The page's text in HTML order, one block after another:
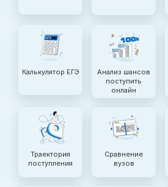
Калькулятор ЕГЭ
Анализ шансов
поступить
онлайн
Траектория
поступления
Сравнение
вузов